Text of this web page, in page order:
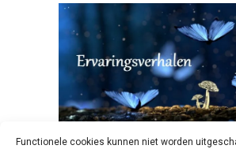
Functionele cookies kunnen niet worden